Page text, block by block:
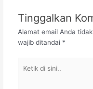
Tinggalkan
Alamat email Anda
wajib ditandai *